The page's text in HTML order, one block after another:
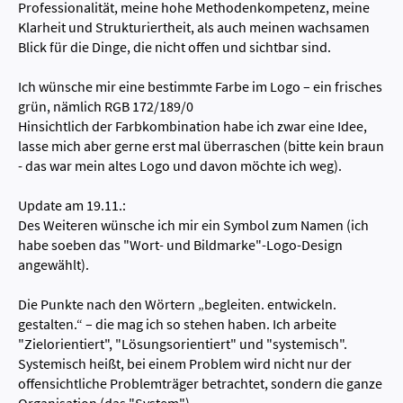
Professionalität, meine hohe Methodenkompetenz, meine
Klarheit und Strukturiertheit, als auch meinen wachsamen
Blick für die Dinge, die nicht offen und sichtbar sind.
Ich wünsche mir eine bestimmte Farbe im Logo – ein frisches
grün, nämlich RGB 172/189/0
Hinsichtlich der Farbkombination habe ich zwar eine Idee,
lasse mich aber gerne erst mal überraschen (bitte kein braun
- das war mein altes Logo und davon möchte ich weg).
Update am 19.11.:
Des Weiteren wünsche ich mir ein Symbol zum Namen (ich
habe soeben das "Wort- und Bildmarke"-Logo-Design
angewählt).
Die Punkte nach den Wörtern „begleiten. entwickeln.
gestalten.“ – die mag ich so stehen haben. Ich arbeite
"Zielorientiert", "Lösungsorientiert" und "systemisch".
Systemisch heißt, bei einem Problem wird nicht nur der
offensichtliche Problemträger betrachtet, sondern die ganze